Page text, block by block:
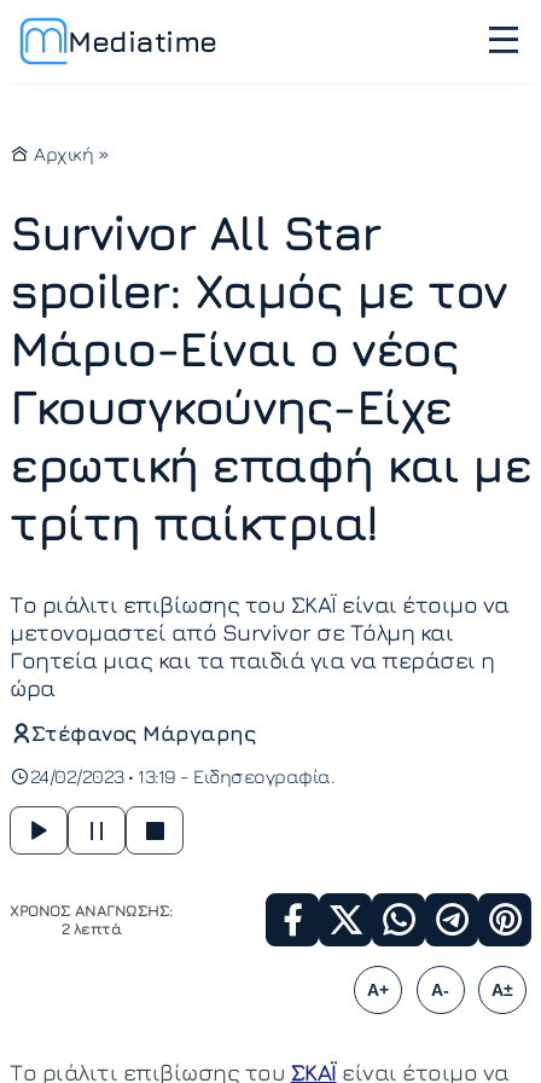
Mediatime
Αρχική »
Survivor All Star
spoiler: Χαμός με τον
Μάριο-Είναι ο νέος
Γκουσγκούνης-Είχε
ερωτική επαφή και με
τρίτη παίκτρια!
Το ριάλιτι επιβίωσης του ΣΚΑΪ είναι έτοιμο να
μετονομαστεί από Survivor σε Τόλμη και
Γοητεία μιας και τα παιδιά για να περάσει η
ώρα
Στέφανος Μάργαρης
24/02/2023 • 13:19 - Ειδησεογραφία
ΧΡΟΝΟΣ ΑΝΑΓΝΩΣΗΣ:
2 λεπτά
A+ A- A±
Το ριάλιτι επιβίωσης του ΣΚΑΪείναι έτοιμο να